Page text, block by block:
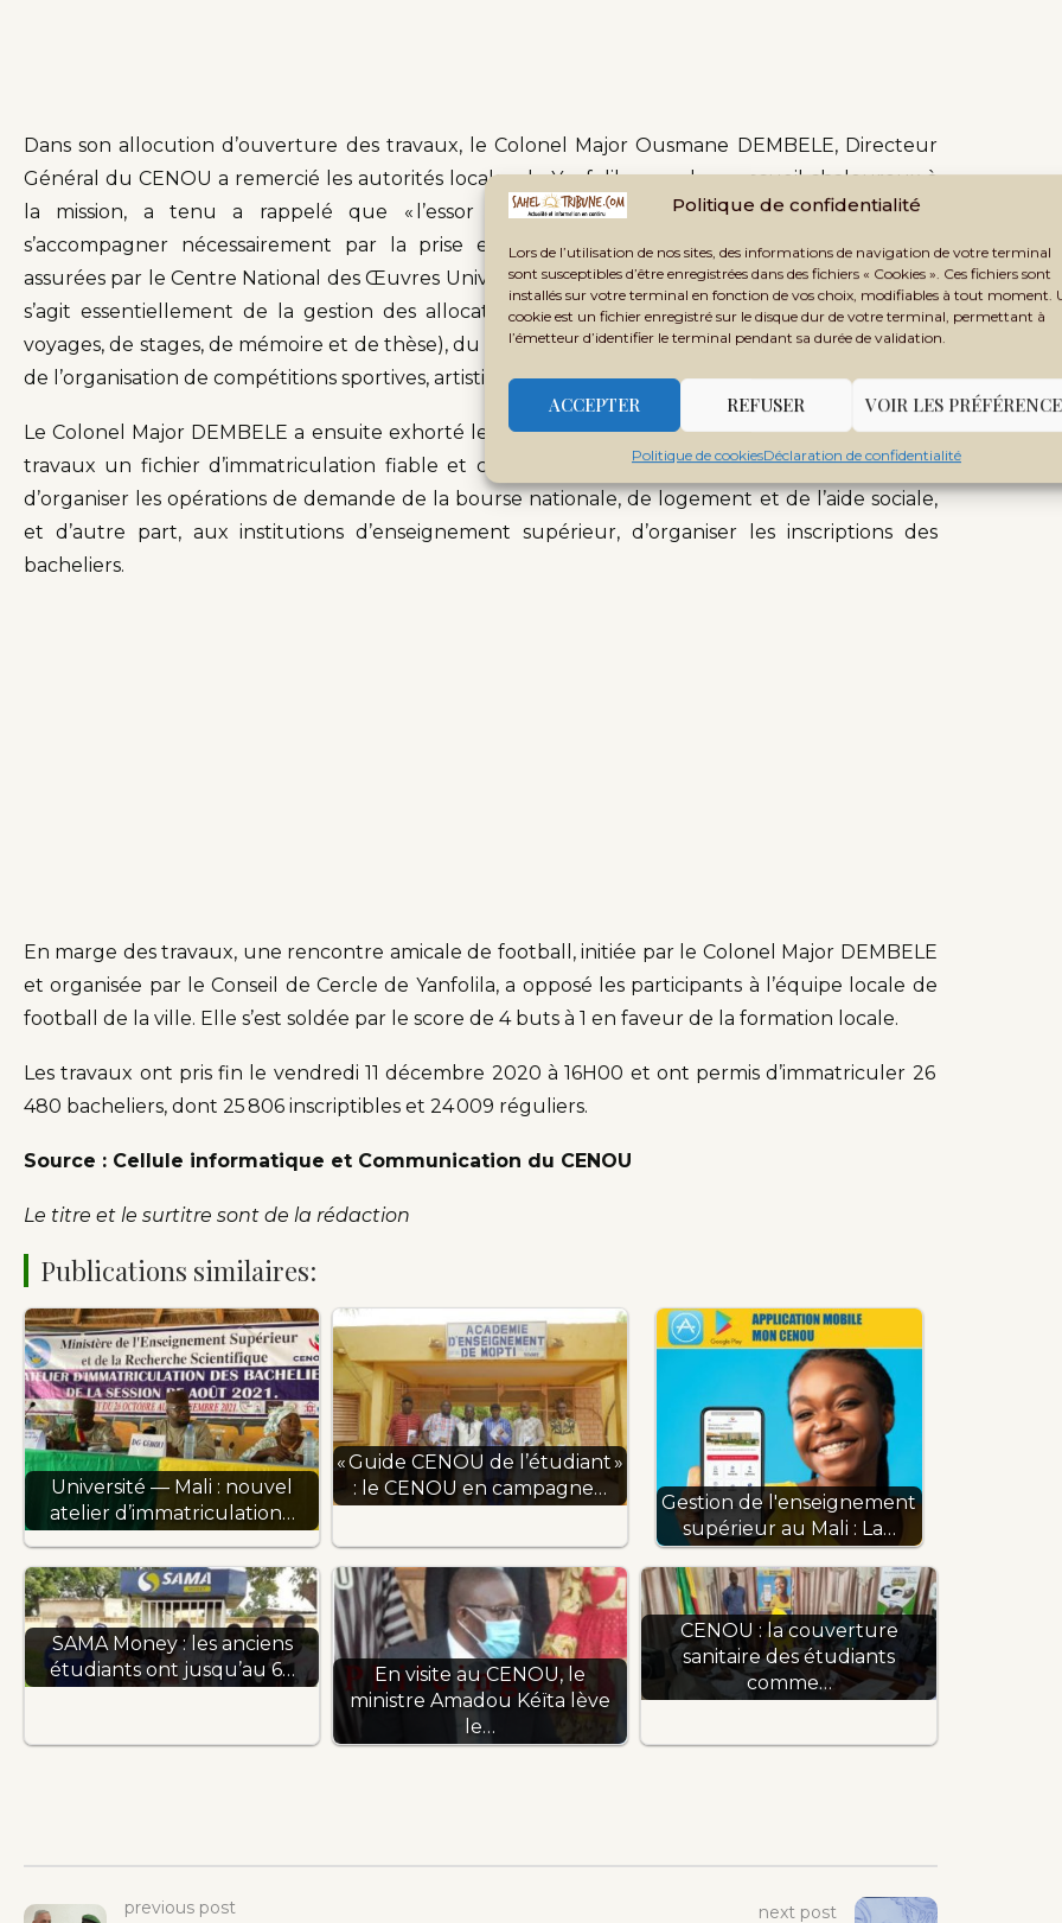
Politique de confidentialité
Lors de l’utilisation de nos sites, des informations de navigation de votre terminal
sont susceptibles d’être enregistrées dans des fichiers « Cookies ». Ces fichiers sont
installés sur votre terminal en fonction de vos choix, modifiables à tout moment.
cookie est un fichier enregistré sur le disque dur de votre terminal, permettant à
l’émetteur d’identifier le terminal pendant sa durée de validation.
ACCEPTER REFUSER VOIR LES
Politique de cookiesDéclaration de confidentialité
Dans son allocution d’ouverture des travaux, le Colonel Major Ousmane DEMBELE, Directeur
Général du CENOU a remercié les autorités locales de Yanfolila pour leur accueil chaleureux à
la mission, a tenu a rappelé que « l’essor de l’enseignement supérieur du Mali doit
s’accompagner nécessairement par la prise en charge adéquate des prestations sociales
assurées par le Centre National des Œuvres Universitaires (CENOU) au bénéfice des étudiants. Il
s’agit essentiellement de la gestion des allocations financières (Bourses ; Trousseau, Frais de
voyages, de stages, de mémoire et de thèse), du transport, de l’hébergement, de la restauration,
de l’organisation de compétitions sportives, artistiques, culturelles et de loisirs ainsi que la santé ».
Le Colonel Major DEMBELE a ensuite exhorté les participants de l’atelier à produire à la fin des
travaux un fichier d’immatriculation fiable et complet qui permettra d’une part, au CENOU
d’organiser les opérations de demande de la bourse nationale, de logement et de l’aide sociale,
et d’autre part, aux institutions d’enseignement supérieur, d’organiser les inscriptions des
bacheliers.
En marge des travaux, une rencontre amicale de football, initiée par le Colonel Major DEMBELE
et organisée par le Conseil de Cercle de Yanfolila, a opposé les participants à l’équipe locale de
football de la ville. Elle s’est soldée par le score de 4 buts à 1 en faveur de la formation locale.
Les travaux ont pris fin le vendredi 11 décembre 2020 à 16H00 et ont permis d’immatriculer 26
480 bacheliers, dont 25 806 inscriptibles et 24 009 réguliers.
Source : Cellule informatique et Communication du CENOU
Le titre et le surtitre sont de la rédaction
Publications similaires:
Université — Mali : nouvel
atelier d’immatriculation…
« Guide CENOU de l’étudiant »
: le CENOU en campagne…
Gestion de l'enseignement
supérieur au Mali : La…
SAMA Money : les anciens
étudiants ont jusqu’au 6…
En visite au CENOU, le
ministre Amadou Kéïta lève
le…
CENOU : la couverture
sanitaire des étudiants
comme…
previous post next post